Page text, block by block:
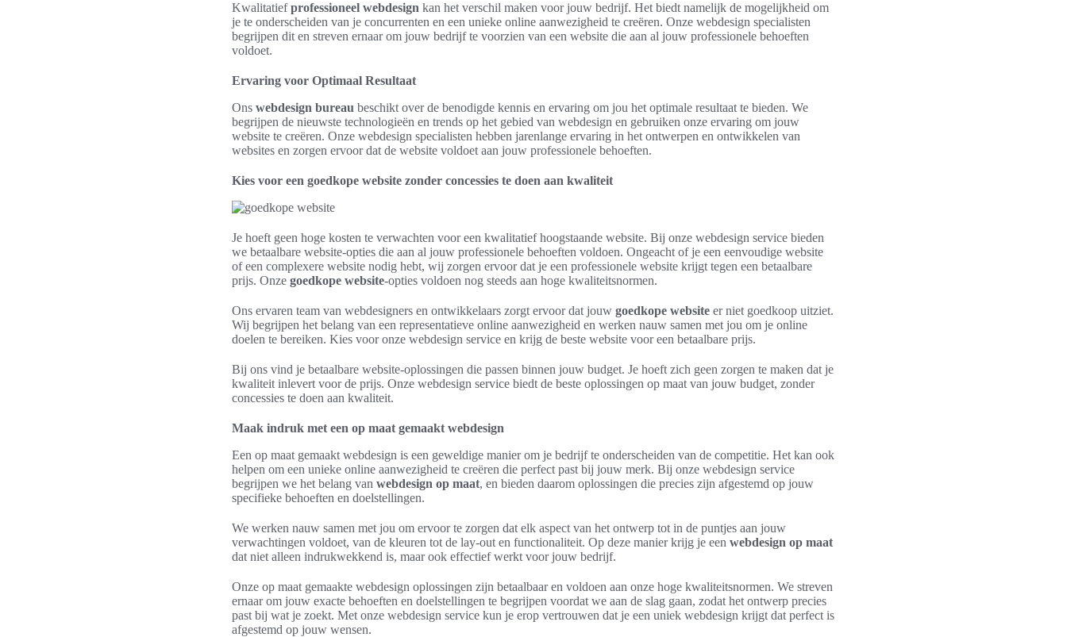
Kwalitatiefprofessioneel webdesign kan het verschil maken voor jouw bedrijf. Het biedt namelijk de mogelijkheid om
je te onderscheiden van je concurrenten en een unieke online aanwezigheid te creëren. Onze webdesign specialisten
begrijpen dit en streven ernaar om jouw bedrijf te voorzien van een website die aan al jouw professionele behoeften
voldoet.
Ervaring voor Optimaal Resultaat
Ons webdesign bureau beschikt over de benodigde kennis en ervaring om jou het optimale resultaat te bieden. We
begrijpen de nieuwste technologieën en trends op het gebied van webdesign en gebruiken onze ervaring om jouw
website te creëren. Onze webdesign specialisten hebben jarenlange ervaring in het ontwerpen en ontwikkelen van
websites en zorgen ervoor dat de website voldoet aan jouw professionele behoeften.
Kies voor een goedkope website zonder concessies te doen aan kwaliteit
Je hoeft geen hoge kosten te verwachten voor een kwalitatief hoogstaande website. Bij onze webdesign service bieden
we betaalbare website-opties die aan al jouw professionele behoeften voldoen. Ongeacht of je een eenvoudige website
of een complexere website nodig hebt, wij zorgen ervoor dat je een professionele website krijgt tegen een betaalbare
prijs. Onze goedkope website-opties voldoen nog steeds aan hoge kwaliteitsnormen.
Ons ervaren team van webdesigners en ontwikkelaars zorgt ervoor dat jouw goedkope website er niet goedkoop uitziet.
Wij begrijpen het belang van een representatieve online aanwezigheid en werken nauw samen met jou om je online
doelen te bereiken. Kies voor onze webdesign service en krijg de beste website voor een betaalbare prijs.
Bij ons vind je betaalbare website-oplossingen die passen binnen jouw budget. Je hoeft zich geen zorgen te maken dat je
kwaliteit inlevert voor de prijs. Onze webdesign service biedt de beste oplossingen op maat van jouw budget, zonder
concessies te doen aan kwaliteit.
Maak indruk met een op maat gemaakt webdesign
Een op maat gemaakt webdesign is een geweldige manier om je bedrijf te onderscheiden van de competitie. Het kan ook
helpen om een unieke online aanwezigheid te creëren die perfect past bij jouw merk. Bij onze webdesign service
begrijpen we het belang van webdesign op maat, en bieden daarom oplossingen die precies zijn afgestemd op jouw
specifieke behoeften en doelstellingen.
We werken nauw samen met jou om ervoor te zorgen dat elk aspect van het ontwerp tot in de puntjes aan jouw
verwachtingen voldoet, van de kleuren tot de lay-out en functionaliteit. Op deze manier krijg je een webdesign op maat
dat niet alleen indrukwekkend is, maar ook effectief werkt voor jouw bedrijf.
Onze op maat gemaakte webdesign oplossingen zijn betaalbaar en voldoen aan onze hoge kwaliteitsnormen. We streven
ernaar om jouw exacte behoeften en doelstellingen te begrijpen voordat we aan de slag gaan, zodat het ontwerp precies
past bij wat je zoekt. Met onze webdesign service kun je erop vertrouwen dat je een uniek webdesign krijgt dat perfect is
afgestemd op jouw wensen.